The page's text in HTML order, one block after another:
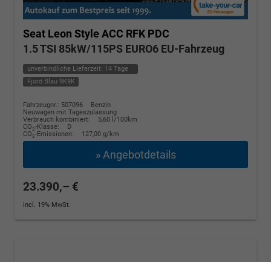
Seat Leon Style ACC RFK PDC
1.5 TSI 85kW/115PS EURO6 EU-Fahrzeug
unverbindliche Lieferzeit: 14 Tage
Fjord Blau 9K9K
Fahrzeugnr.: 507096
Benzin
Neuwagen mit Tageszulassung
Verbrauch kombiniert:
5,60 l/100km
CO2-Klasse:
D
CO2-Emissionen: 127,00 g/km
» Angebotdetails
23.390,– €
incl. 19% MwSt.